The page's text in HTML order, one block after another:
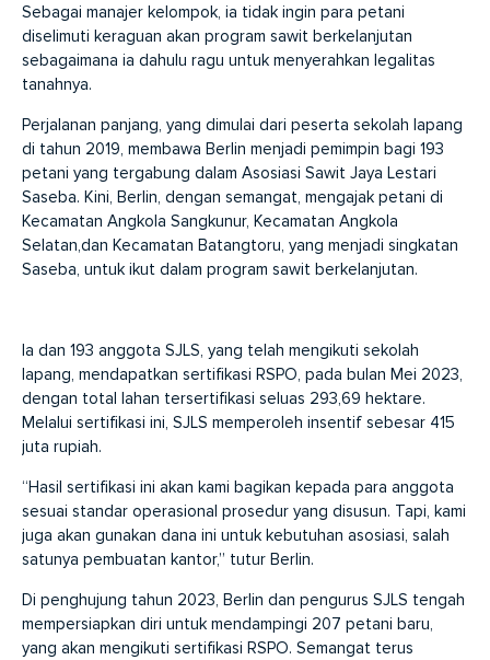
Sebagai manajer kelompok, ia tidak ingin para petani
diselimuti keraguan akan program sawit berkelanjutan
sebagaimana ia dahulu ragu untuk menyerahkan legalitas
tanahnya.
Perjalanan panjang, yang dimulai dari peserta sekolah lapang
di tahun 2019, membawa Berlin menjadi pemimpin bagi 193
petani yang tergabung dalam Asosiasi Sawit Jaya Lestari
Saseba. Kini, Berlin, dengan semangat, mengajak petani di
Kecamatan Angkola Sangkunur, Kecamatan Angkola
Selatan,dan Kecamatan Batangtoru, yang menjadi singkatan
Saseba, untuk ikut dalam program sawit berkelanjutan.
Ia dan 193 anggota SJLS, yang telah mengikuti sekolah
lapang, mendapatkan sertifikasi RSPO, pada bulan Mei 2023,
dengan total lahan tersertifikasi seluas 293,69 hektare.
Melalui sertifikasi ini, SJLS memperoleh insentif sebesar 415
juta rupiah.
“Hasil sertifikasi ini akan kami bagikan kepada para anggota
sesuai standar operasional prosedur yang disusun. Tapi, kami
juga akan gunakan dana ini untuk kebutuhan asosiasi, salah
satunya pembuatan kantor,” tutur Berlin.
Di penghujung tahun 2023, Berlin dan pengurus SJLS tengah
mempersiapkan diri untuk mendampingi 207 petani baru,
yang akan mengikuti sertifikasi RSPO. Semangat terus